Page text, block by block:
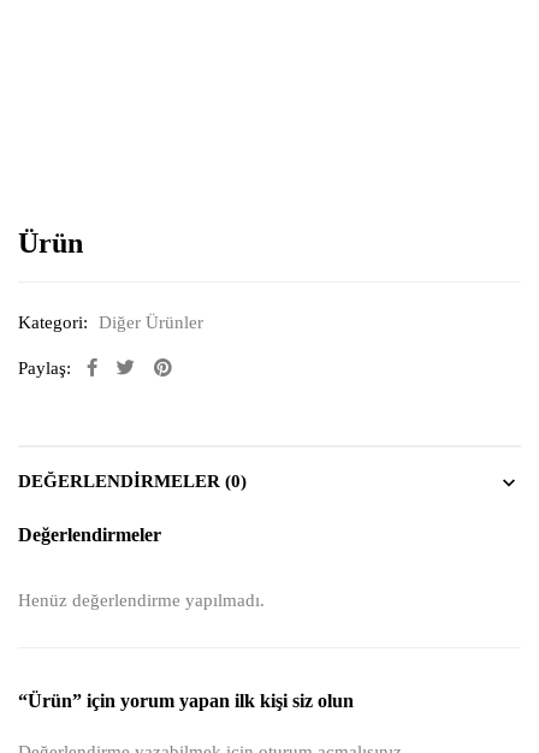
Ürün
Kategori: Diğer Ürünler
Paylaş:
DEĞERLENDIRMELER (0)
Değerlendirmeler
Henüz değerlendirme yapılmadı.
“Ürün” için yorum yapan ilk kişi siz olun